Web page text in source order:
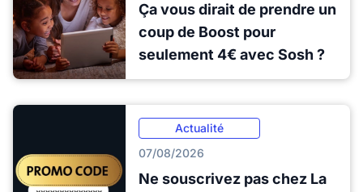
Ça vous dirait de prendre un
coup de Boost pour
seulement 4€ avec Sosh ?
Actualité
07/08/2026
Ne souscrivez pas chez La